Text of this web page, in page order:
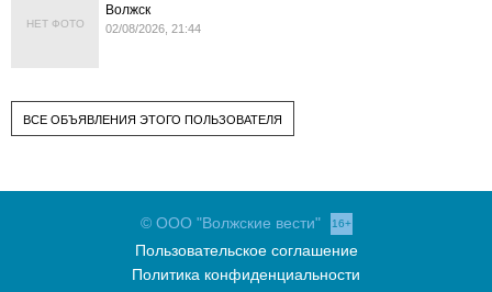
НЕТ ФОТО
Волжск
02/08/2026, 21:44
ВСЕ ОБЪЯВЛЕНИЯ ЭТОГО ПОЛЬЗОВАТЕЛЯ
© ООО "Волжские вести" 16+
Пользовательское соглашение
Политика конфиденциальности